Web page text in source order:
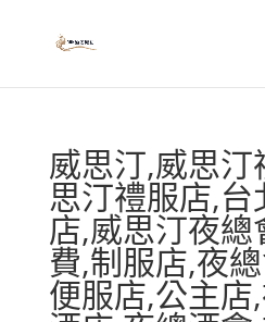
威思汀,威思
思汀禮服店,
店,威思汀夜總
費,制服店,夜
便服店,公主店